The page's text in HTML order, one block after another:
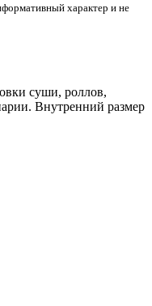
характер и не
суши, роллов,
Внутренний размер